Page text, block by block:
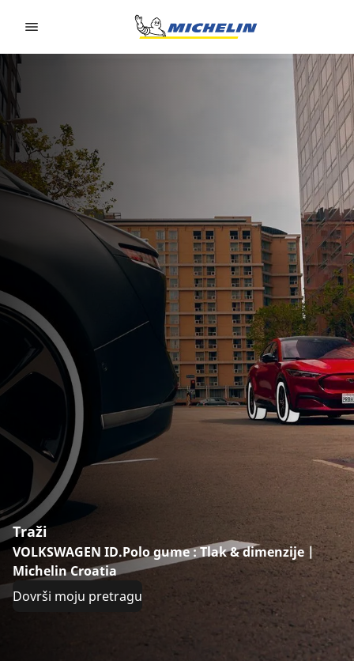
Traži
VOLKSWAGEN ID.Polo gume : Tlak & dimenzije |
Michelin Croatia
Dovrši moju pretragu